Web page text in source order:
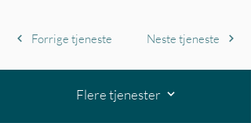
Forrige tjeneste Neste tjeneste
Flere tjenester